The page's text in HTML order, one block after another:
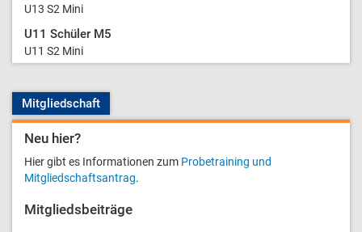
U13 S2 Mini
U11 Schüler M5
U11 S2 Mini
Mitgliedschaft
Neu hier?
Hier gibt es Informationen zum Probetraining und
Mitgliedschaftsantrag.
Mitgliedsbeiträge